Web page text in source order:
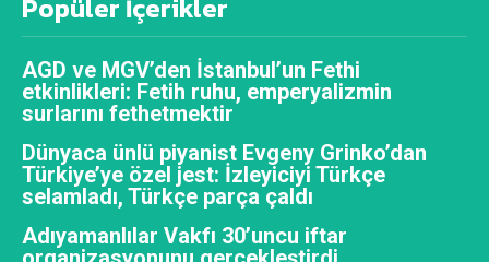
Popüler İçerikler
AGD ve MGV’den İstanbul’un Fethi
etkinlikleri: Fetih ruhu, emperyalizmin
surlarını fethetmektir
Dünyaca ünlü piyanist Evgeny Grinko’dan
Türkiye’ye özel jest: İzleyiciyi Türkçe
selamladı, Türkçe parça çaldı
Adıyamanlılar Vakfı 30’uncu iftar